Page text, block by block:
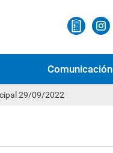
Comunicación
29/09/2022